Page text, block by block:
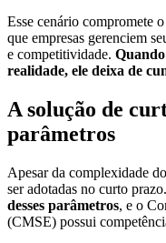
Esse cenário compromete
que empresas gerenciem
e competitividade.
realidade, ele deixa de
A solução de
parâmetros
Apesar da complexidade
ser adotadas no curto prazo.
desses parâmetros, e o
(CMSE) possui